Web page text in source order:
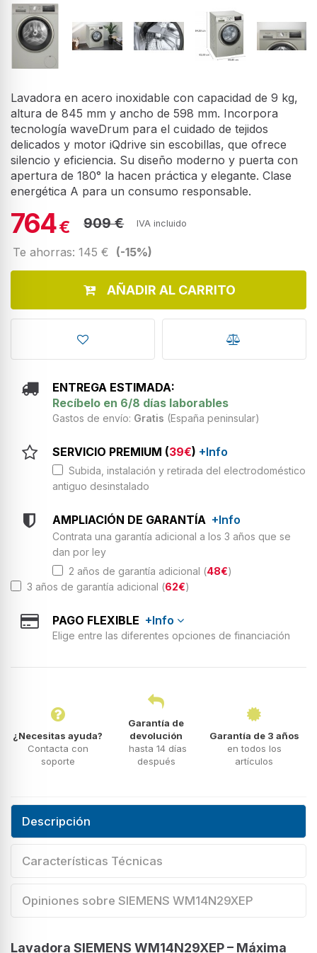
Lavadora en acero inoxidable con capacidad de 9 kg,
altura de 845 mm y ancho de 598 mm. Incorpora
tecnología waveDrum para el cuidado de tejidos
delicados y motor iQdrive sin escobillas, que ofrece
silencio y eficiencia. Su diseño moderno y puerta con
apertura de 180° la hacen práctica y elegante. Clase
energética A para un consumo responsable.
764€ 909 € IVA incluido
Te ahorras: 145 € (-15%)
AÑADIR AL CARRITO
ENTREGA ESTIMADA:
Recíbelo en 6/8 días laborables
Gastos de envío: Gratis (España peninsular)
SERVICIO PREMIUM (39€) +Info
Subida, instalación y retirada del electrodoméstico
antiguo desinstalado
AMPLIACIÓN DE GARANTÍA +Info
Contrata una garantía adicional a los 3 años que se
dan por ley
2 años de garantía adicional (48€)
3 años de garantía adicional (62€)
PAGO FLEXIBLE +Info
Elige entre las diferentes opciones de financiación
¿Necesitas ayuda?
Contacta con
soporte
Garantía de
devolución
hasta 14 días
después
Garantía de 3 años
en todos los
artículos
Descripción
Características Técnicas
Opiniones sobre SIEMENS WM14N29XEP
Lavadora SIEMENS WM14N29XEP – Máxima